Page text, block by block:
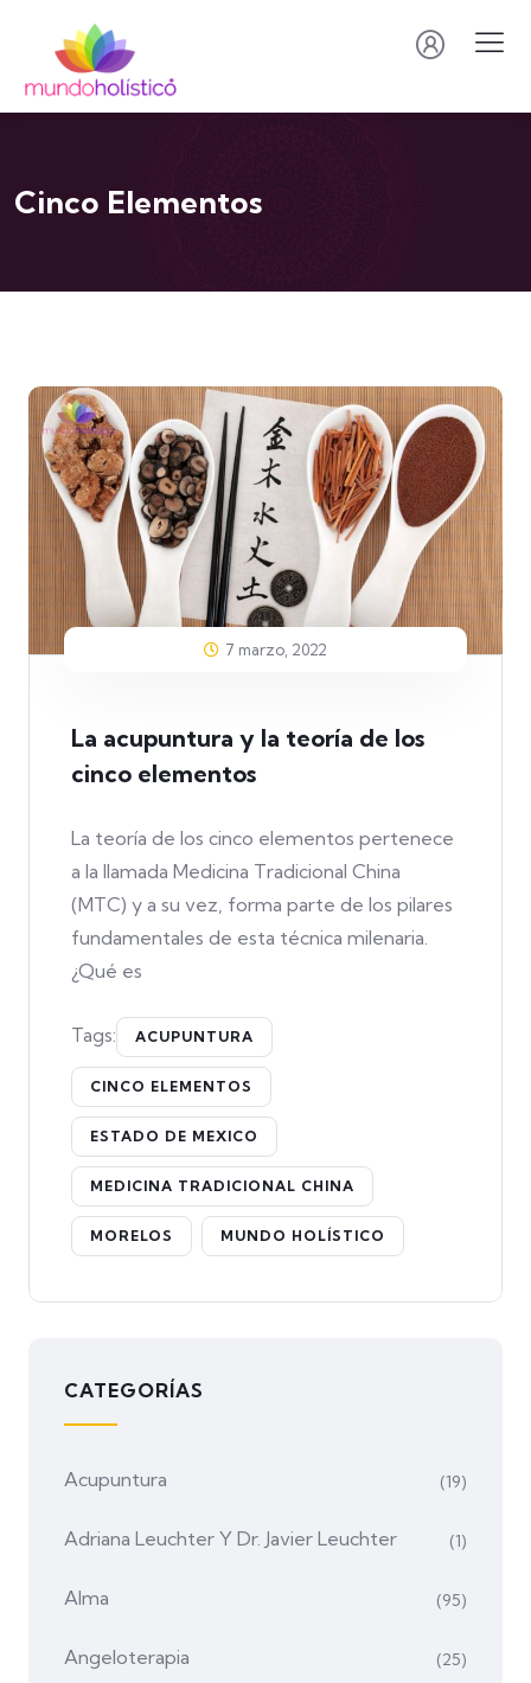
Cinco Elementos
7 marzo, 2022
La acupuntura y la teoría de los
cinco elementos
La teoría de los cinco elementos pertenece
a la llamada Medicina Tradicional China
(MTC) y a su vez, forma parte de los pilares
fundamentales de esta técnica milenaria.
¿Qué es
Tags: ACUPUNTURA
CINCO ELEMENTOS
ESTADO DE MEXICO
MEDICINA TRADICIONAL CHINA
MORELOS MUNDO HOLÍSTICO
CATEGORÍAS
Acupuntura (19)
Adriana Leuchter Y Dr. Javier Leuchter (1)
Alma (95)
Angeloterapia (25)